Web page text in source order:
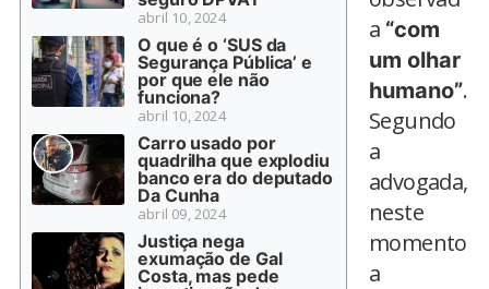
abril 10, 2024
O que é o ‘SUS da
Segurança Pública’ e
por que ele não
funciona?
abril 10, 2024
Carro usado por
quadrilha que explodiu
banco era do deputado
Da Cunha
abril 09, 2024
Justiça nega
exumação de Gal
Costa, mas pede
a “com
um olhar
humano”.
Segundo
a
advogada,
neste
momento
a